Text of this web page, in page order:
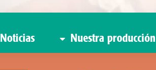
Noticias Nuestra producción